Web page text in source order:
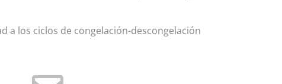
a los ciclos de congelación-descongelación